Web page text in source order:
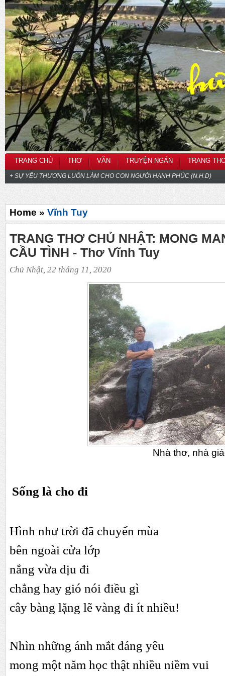
TRANG CHỦ THƠ VĂN TRUYỆN NGẮN TRANG
+ SỰ YÊU THƯƠNG LUÔN LÀM CHO CON NGƯỜI HẠNH PHÚC (N.H.D)
Home » Vĩnh Tuy
TRANG THƠ CHỦ NHẬT: MONG
CẦU TÌNH - Thơ Vĩnh Tuy
Chủ Nhật, 22 tháng 11, 2020
Nhà thơ, nhà giáo
Sống là cho đi
Hình như trời đã chuyển mùa
bên ngoài cửa lớp
nắng vừa dịu đi
chẳng hay gió nói điều gì
cây bàng lặng lẽ vàng đi ít nhiều!
Nhìn những ánh mắt đáng yêu
mong một năm học thật nhiều niềm vui